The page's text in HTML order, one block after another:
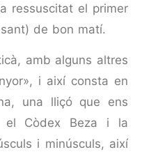
ressuscitat el primer
de bon matí.
amb alguns altres
i així consta en
una lliçó que ens
el Còdex Beza i la
i minúsculs, així